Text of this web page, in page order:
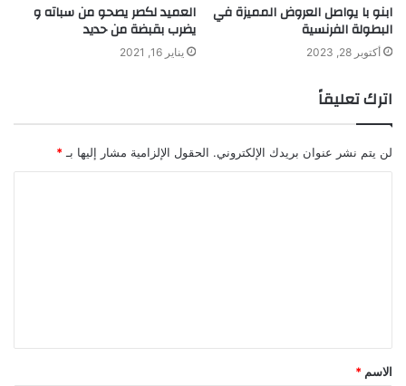
ابنو با يواصل العروض المميزة في
البطولة الفرنسية
أكتوبر 28, 2023
العميد لكصر يصحو من سباته و
يضرب بقبضة من حديد
يناير 16, 2021
اترك تعليقاً
لن يتم نشر عنوان بريدك الإلكتروني. الحقول الإلزامية مشار إليها بـ *
ق
*
الاسم *